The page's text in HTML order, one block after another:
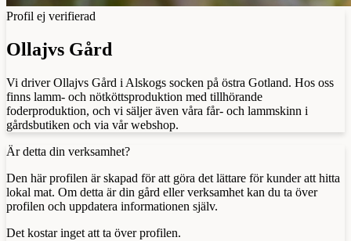
Profil ej verifierad
Ollajvs Gård
Vi driver Ollajvs Gård i Alskogs socken på östra Gotland. Hos oss
finns lamm- och nötköttsproduktion med tillhörande
foderproduktion, och vi säljer även våra får- och lammskinn i
gårdsbutiken och via vår webshop.
Är detta din verksamhet?
Den här profilen är skapad för att göra det lättare för kunder att hitta
lokal mat. Om detta är din gård eller verksamhet kan du ta över
profilen och uppdatera informationen själv.
Det kostar inget att ta över profilen.